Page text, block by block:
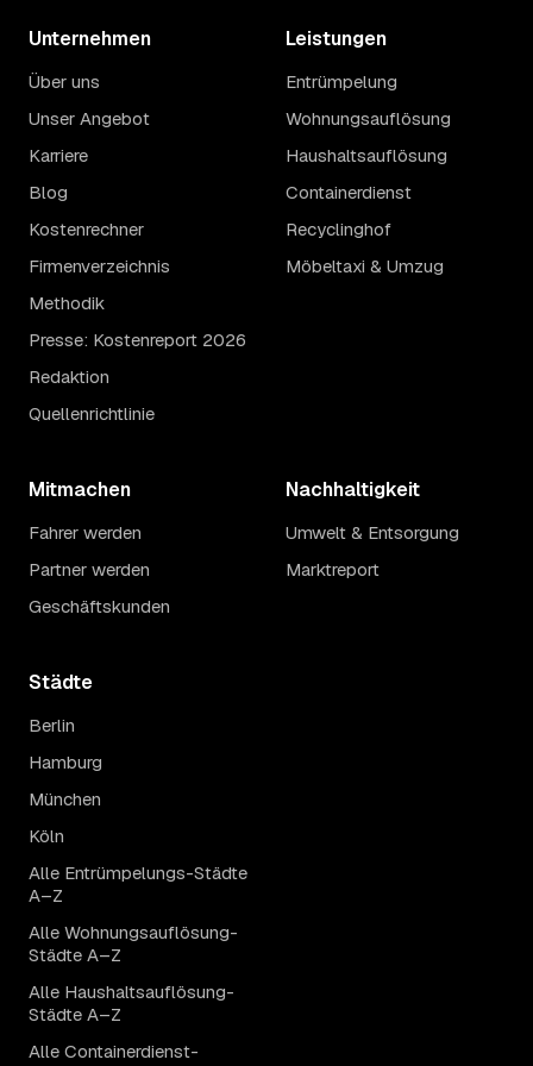
Unternehmen
Über uns
Unser Angebot
Karriere
Blog
Kostenrechner
Firmenverzeichnis
Methodik
Presse: Kostenreport 2026
Redaktion
Quellenrichtlinie
Leistungen
Entrümpelung
Wohnungsauflösung
Haushaltsauflösung
Containerdienst
Recyclinghof
Möbeltaxi & Umzug
Mitmachen
Fahrer werden
Partner werden
Geschäftskunden
Nachhaltigkeit
Umwelt & Entsorgung
Marktreport
Städte
Berlin
Hamburg
München
Köln
Alle Entrümpelungs-Städte
A–Z
Alle Wohnungsauflösung-
Städte A–Z
Alle Haushaltsauflösung-
Städte A–Z
Alle Containerdienst-